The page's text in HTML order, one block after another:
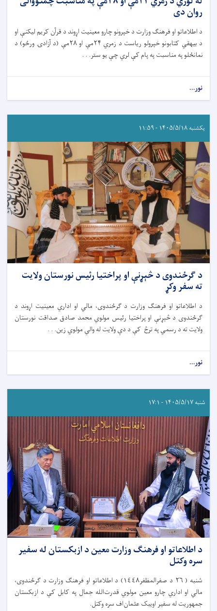
روان دی
د اطلاعاتو او فرهنګ وزارت د خپرونو چارو معینیت اړوند د قرآن کریم لیکنې او
د بیهقي کتابونو خپرولو ریاست د زمري ۲۴مې او ۲۸مې (د آزادۍ ورځو) د
نمانځلو په مناسبت په پام کې لري چې یو ستر. . .
نور...
یکشنبه ۱۴۰۵/۵/۱۸ - ۱۱:۵۹
د ګرځندوی د څېړنې او پراختیا رئیس نورستان ولایت
ته سفر وکړ
د اطلاعاتو او فرهنګ وزارت د ګرځندوی، مالي او اداري معینیت اړوند د
ګرځندوی د څېړنې او پراختیا رئیس مولوي محمد صادق صداقت نورستان
ولایت ته د رسمي په ترڅ کې د دې ولایت له والي مولوي زین. . .
نور...
شنبه ۱۴۰۵/۵/۱۷ - ۱۷:۱
د اطلاعاتو او فرهنګ وزارت معین د ازبکستان له سفیر
سره وکتل
شنبه ( ٢٦ د صفرالمظفر١٤٤٨) د اطلاعاتو او فرهنګ وزارت د ګرځندوی،
مالي او اداري چارو معین مولوي قدرت‌الله جمال په کابل کې د ازبکستان
جمهوریت له سفیر اویبک عثمان‌اف سره وکتل.